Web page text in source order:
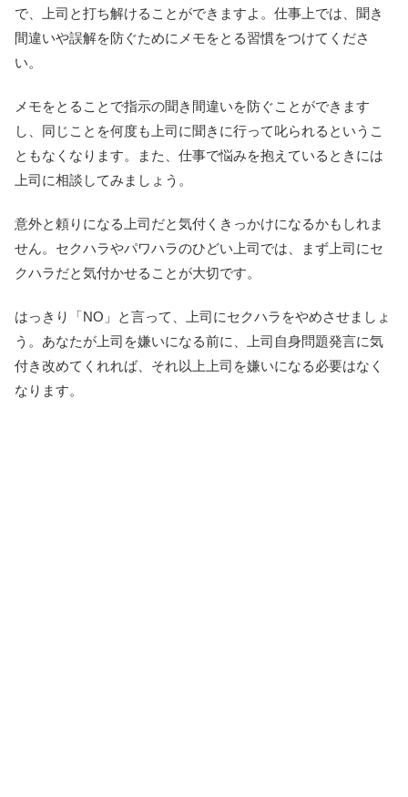
で、上司と打ち解けることができますよ。仕事上では、聞き
間違いや誤解を防ぐためにメモをとる習慣をつけてくださ
い。
メモをとることで指示の聞き間違いを防ぐことができます
し、同じことを何度も上司に聞きに行って叱られるというこ
ともなくなります。また、仕事で悩みを抱えているときには
上司に相談してみましょう。
意外と頼りになる上司だと気付くきっかけになるかもしれま
せん。セクハラやパワハラのひどい上司では、まず上司にセ
クハラだと気付かせることが大切です。
はっきり「NO」と言って、上司にセクハラをやめさせましょ
う。あなたが上司を嫌いになる前に、上司自身問題発言に気
付き改めてくれれば、それ以上上司を嫌いになる必要はなく
なります。